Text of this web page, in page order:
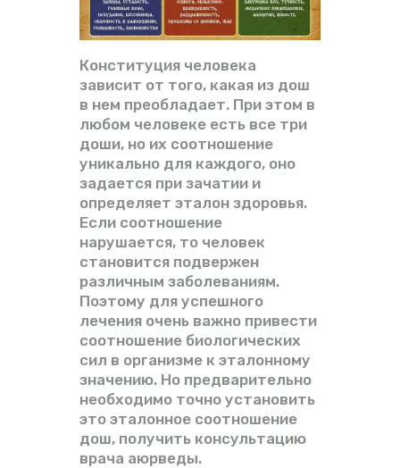
Конституция человека
зависит от того, какая из дош
в нем преобладает. При этом в
любом человеке есть все три
доши, но их соотношение
уникально для каждого, оно
задается при зачатии и
определяет эталон здоровья.
Если соотношение
нарушается, то человек
становится подвержен
различным заболеваниям.
Поэтому для успешного
лечения очень важно привести
соотношение биологических
сил в организме к эталонному
значению. Но предварительно
необходимо точно установить
это эталонное соотношение
дош, получить консультацию
врача аюрведы.